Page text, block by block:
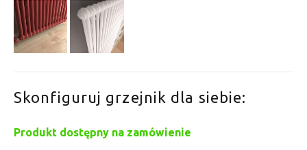
Skonfiguruj grzejnik dla siebie:
Produkt dostępny na zamówienie